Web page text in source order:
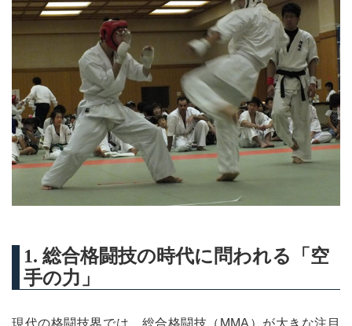
1. 総合格闘技の時代に問われる「空
手の力」
現代の格闘技界では、総合格闘技（MMA）が大きな注目